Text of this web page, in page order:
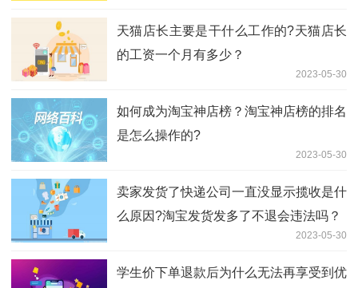
天猫店长主要是干什么工作的?天猫店长
的工资一个月有多少？
2023-05-30
如何成为淘宝神店榜？淘宝神店榜的排名
是怎么操作的?
2023-05-30
卖家发货了快递公司一直没显示揽收是什
么原因?淘宝发货发多了不退会违法吗？
2023-05-30
学生价下单退款后为什么无法再享受到优